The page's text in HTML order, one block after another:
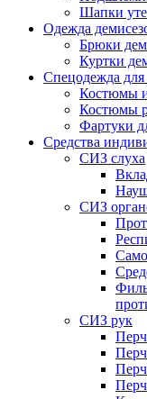
Шапки
Одежда
Брюки
Куртки
Спецодежда
Костюмы
Костюмы
Фартуки
Средства
СИЗ слуха
СИЗ
СИЗ рук